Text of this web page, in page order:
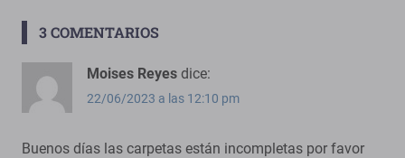
3 COMENTARIOS
Moises Reyes dice:
22/06/2023 a las 12:10 pm
Buenos días las carpetas están incompletas por favor